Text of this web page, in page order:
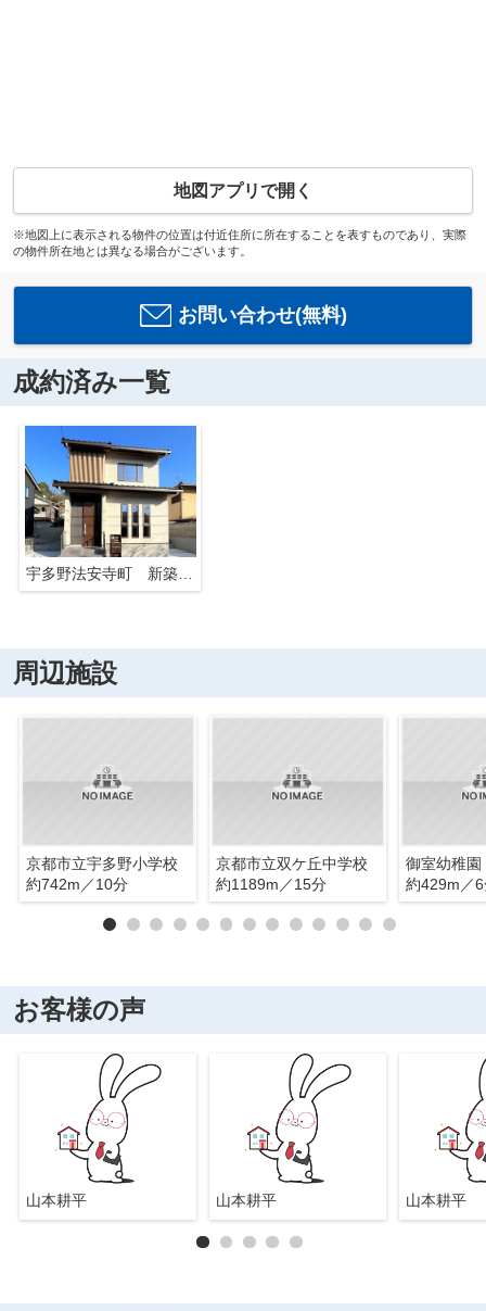
地図アプリで開く
※地図上に表示される物件の位置は付近住所に所在することを表すものであり、実際
の物件所在地とは異なる場合がございます。
お問い合わせ(無料)
成約済み一覧
宇多野法安寺町 新築戸建 2号地
周辺施設
京都市立宇多野小学校
約742m／10分
京都市立双ケ丘中学校
約1189m／15分
御室幼稚園
約429m／
お客様の声
山本耕平 山本耕平 山本耕平